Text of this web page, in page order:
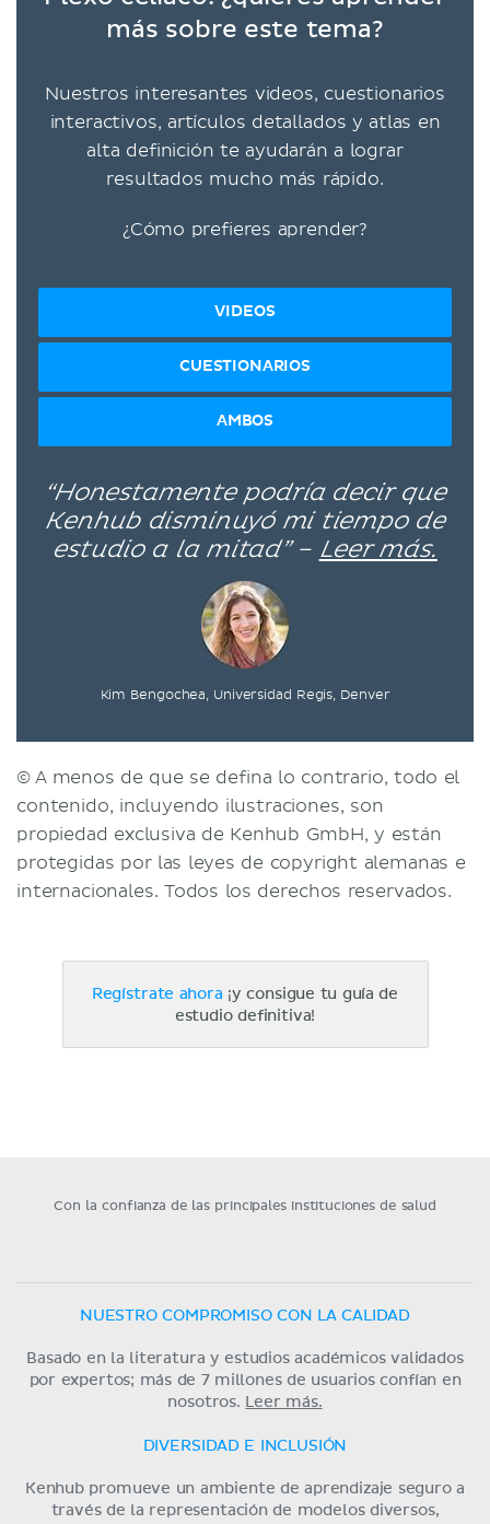
más sobre este tema?
Nuestros interesantes videos, cuestionarios
interactivos, artículos detallados y atlas en
alta definición te ayudarán a lograr
resultados mucho más rápido.
¿Cómo prefieres aprender?
VIDEOS
CUESTIONARIOS
AMBOS
“Honestamente podría decir que
Kenhub disminuyó mi tiempo de
estudio a la mitad” – Leer más.
Kim Bengochea, Universidad Regis, Denver
© A menos de que se defina lo contrario, todo el
contenido, incluyendo ilustraciones, son
propiedad exclusiva de Kenhub GmbH, y están
protegidas por las leyes de copyright alemanas e
internacionales. Todos los derechos reservados.
Regístrate ahora ¡y consigue tu guía de
estudio definitiva!
Con la confianza de las principales instituciones de salud
NUESTRO COMPROMISO CON LA CALIDAD
Basado en la literatura y estudios académicos validados
por expertos; más de 7 millones de usuarios confían en
nosotros.
Leer más.
DIVERSIDAD E INCLUSIÓN
Kenhub promueve un ambiente de aprendizaje seguro a
través de la representación de modelos diversos,